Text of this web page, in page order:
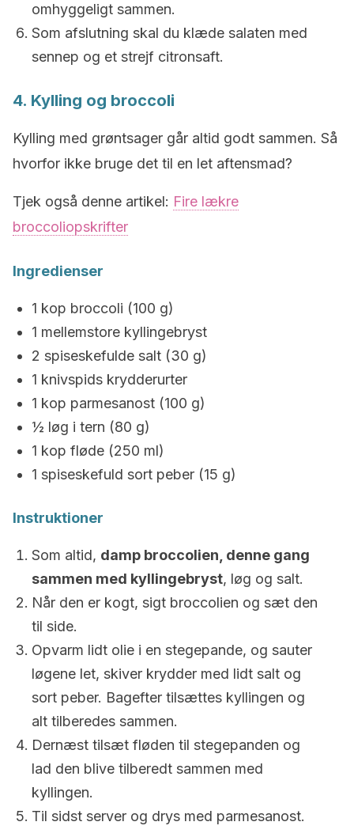
omhyggeligt sammen.
Som afslutning skal du klæde salaten med
sennep og et strejf citronsaft.
4. Kylling og broccoli
Kylling med grøntsager går altid godt sammen. Så
hvorfor ikke bruge det til en let aftensmad?
Tjek også denne artikel: Fire lækre
broccoliopskrifter
Ingredienser
1 kop broccoli (100 g)
1 mellemstore kyllingebryst
2 spiseskefulde salt (30 g)
1 knivspids krydderurter
1 kop parmesanost (100 g)
½ løg i tern (80 g)
1 kop fløde (250 ml)
1 spiseskefuld sort peber (15 g)
Instruktioner
Som altid, damp broccolien, denne gang
sammen med kyllingebryst, løg og salt.
Når den er kogt, sigt broccolien og sæt den
til side.
Opvarm lidt olie i en stegepande, og sauter
løgene let, skiver krydder med lidt salt og
sort peber. Bagefter tilsættes kyllingen og
alt tilberedes sammen.
Dernæst tilsæt fløden til stegepanden og
lad den blive tilberedt sammen med
kyllingen.
Til sidst server og drys med parmesanost.